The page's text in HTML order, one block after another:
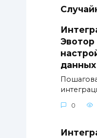
Эвотор
данных
0